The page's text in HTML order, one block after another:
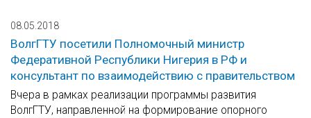
08.05.2018
ВолгГТУ посетили Полномочный министр
Федеративной Республики Нигерия в РФ и
консультант по взаимодействию с правительством
Вчера в рамках реализации программы развития
ВолгГТУ, направленной на формирование опорного